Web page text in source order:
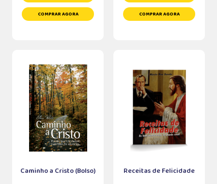
COMPRAR AGORA COMPRAR AGORA
Caminho a Cristo (Bolso) Receitas de Felicidade